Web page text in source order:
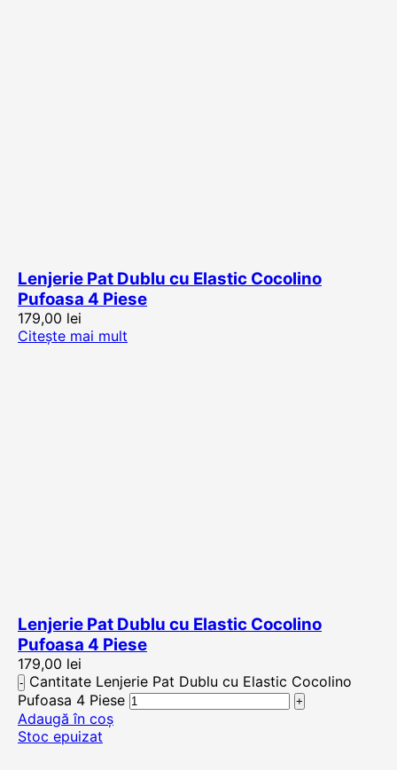
Lenjerie Pat Dublu cu Elastic Cocolino
Pufoasa 4 Piese
179,00 lei
Citește mai mult
Lenjerie Pat Dublu cu Elastic Cocolino
Pufoasa 4 Piese
179,00 lei
Cantitate Lenjerie Pat Dublu cu Elastic Cocolino
Pufoasa 4 Piese
Adaugă în coș
Stoc epuizat